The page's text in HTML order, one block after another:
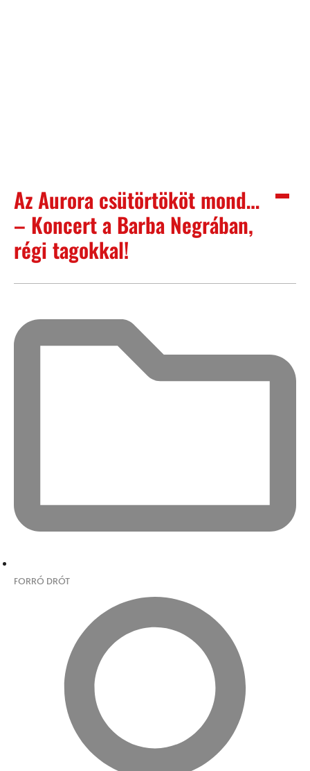
Az Aurora csütörtököt mond…
– Koncert a Barba Negrában,
régi tagokkal!
FORRÓ DRÓT